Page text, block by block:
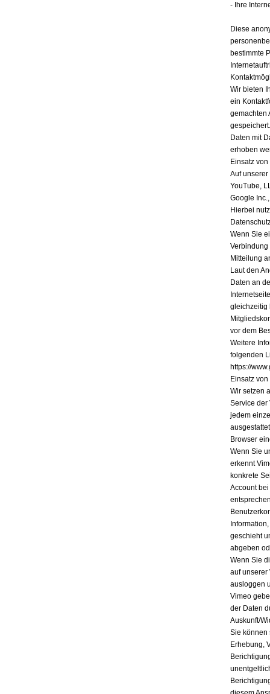
- Ihre
Diese
bestimmte
Wir bieten
ein
gemachten
Daten mit
erhoben
Einsatz
Auf
YouTube,
Google
Hierbei
Wenn Sie
Verbindung
Mitteilung
Laut den
Daten an
gleichzeitig
vor dem
Weitere
folgenden
https://
Einsatz
Wir setzen
Service der
jedem
Browser
Wenn Sie
erkennt
konkrete
Account
geschieht
abgeben
Wenn Sie
auf unserer
ausloggen
Vimeo
der Daten
Auskunft/
Sie können
Erhebung,